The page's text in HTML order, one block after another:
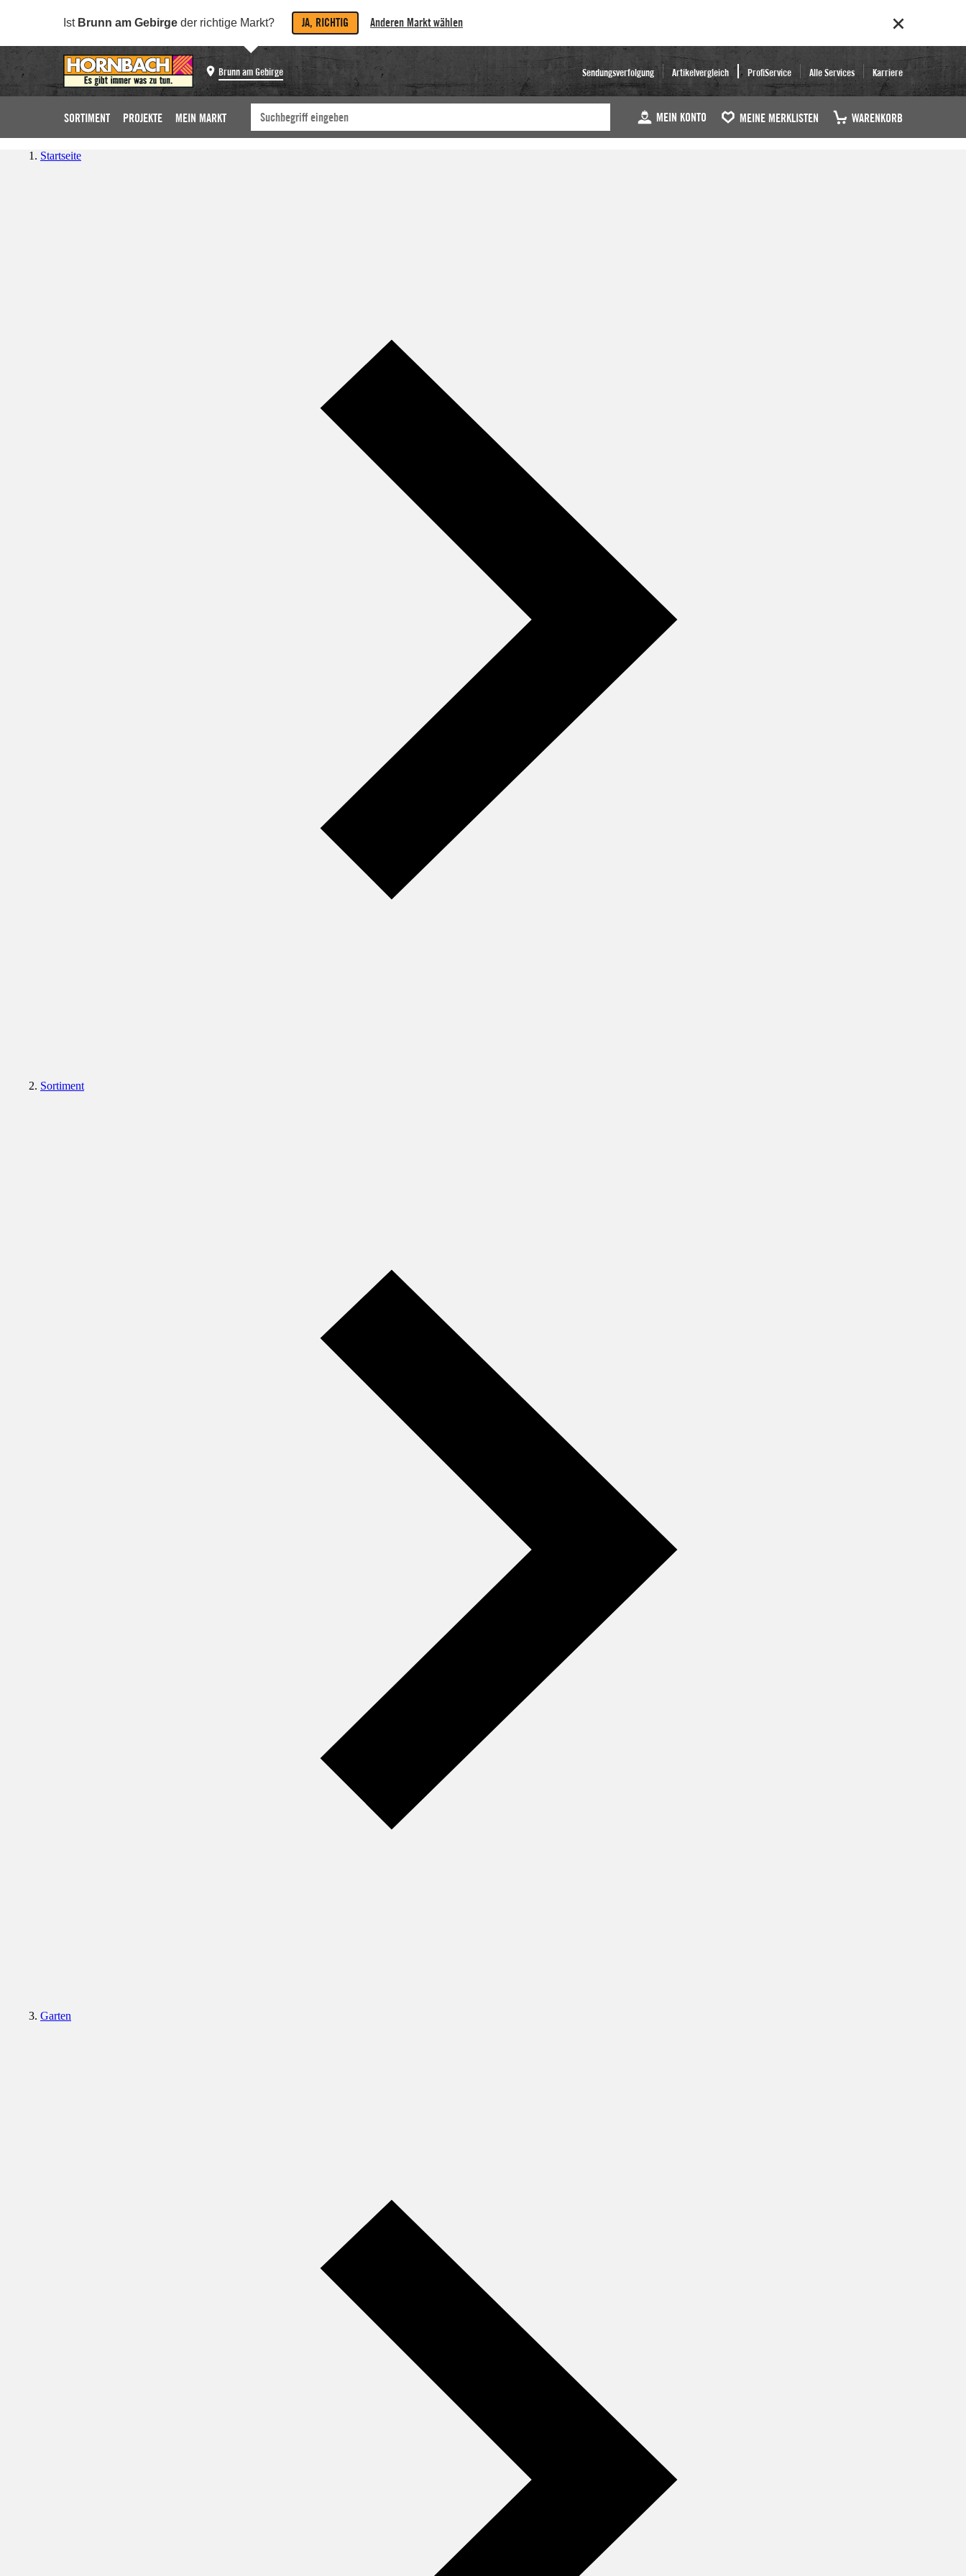
Ist Brunn am Gebirge der richtige Markt? JA, RICHTIG Anderen Markt wählen
Brunn am Gebirge Sendungsverfolgung Artikelvergleich ProfiService Alle Services Karriere
SORTIMENT PROJEKTE MEIN MARKT MEIN KONTO MEINE MERKLISTEN WARENKORB
Startseite
Sortiment
Garten